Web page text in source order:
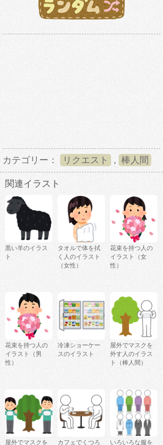
カテゴリー： リクエスト , 棒人間
関連イラスト
黒い羊のイラス
ト
タオルで体を拭
く人のイラスト
（女性）
花束を持つ人の
イラスト（女
性）
花束を持つ人の
イラスト（男
性）
冷凍ショーケー
スのイラスト
屋外でマスクを
外す人のイラス
ト（棒人間）
屋外でマスクを
カフェでくつろ
いろいろな服を